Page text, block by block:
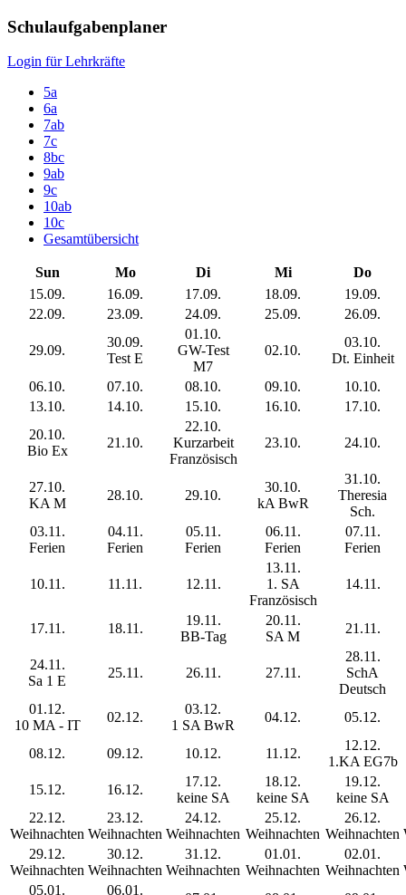
Schulaufgabenplaner
Login für Lehrkräfte
5a
6a
7ab
7c
8bc
9ab
9c
10ab
10c
Gesamtübersicht
Sun Mo Di Mi
Do
15.09.
16.09. 17.09. 18.09.
19.09.
22.09.
23.09. 24.09. 25.09. 26.09.
29.09.
30.09.
Test E
01.10.
GW-Test
M7
02.10.
03.10.
Dt. Einheit
06.10.
07.10. 08.10. 09.10.
10.10.
13.10.
14.10. 15.10. 16.10.
17.10.
20.10.
Bio Ex
21.10.
22.10.
Kurzarbeit
Französisch
23.10. 24.10.
27.10.
KA M
28.10. 29.10.
30.10.
kA BwR
31.10.
Theresia
Sch.
03.11.
Ferien
04.11.
Ferien
05.11.
Ferien
06.11.
Ferien
07.11.
Ferien
10.11. 11.11. 12.11.
13.11.
1. SA
Französisch
14.11.
17.11. 18.11.
19.11.
BB-Tag
20.11.
SA M
21.11.
24.11.
Sa 1 E
25.11. 26.11. 27.11.
28.11.
SchA
Deutsch
01.12.
10 MA - IT
02.12.
03.12.
1 SA BwR
04.12. 05.12.
08.12. 09.12. 10.12. 11.12.
12.12.
1.KA EG7b
15.12.
16.12.
17.12.
keine SA
18.12.
keine SA
19.12.
keine SA
22.12.
Weihnachten
23.12.
Weihnachten
24.12.
Weihnachten
25.12.
Weihnachten
26.12.
Weihnachten
29.12.
Weihnachten
30.12.
Weihnachten
31.12.
Weihnachten
01.01.
Weihnachten
02.01.
Weihnachten
05.01.
06.01.